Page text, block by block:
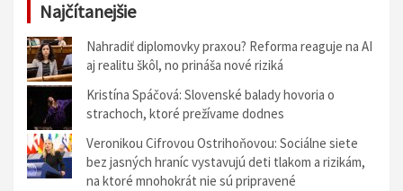
Najčítanejšie
Nahradiť diplomovky praxou? Reforma reaguje na AI
aj realitu škôl, no prináša nové riziká
Kristína Spáčová: Slovenské balady hovoria o
strachoch, ktoré prežívame dodnes
Veronikou Cifrovou Ostrihoňovou: Sociálne siete
bez jasných hraníc vystavujú deti tlakom a rizikám,
na ktoré mnohokrát nie sú pripravené